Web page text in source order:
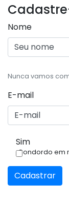
Nome
Nunca vamos
E-mail
Sim
Condordo em
Cadastrar